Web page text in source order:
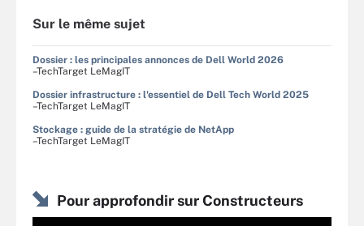
Sur le même sujet
Dossier : les principales annonces de Dell World 2026
–TechTarget LeMagIT
Dossier infrastructure : l'essentiel de Dell Tech World 2025
–TechTarget LeMagIT
Stockage : guide de la stratégie de NetApp
–TechTarget LeMagIT
Pour approfondir sur Constructeurs